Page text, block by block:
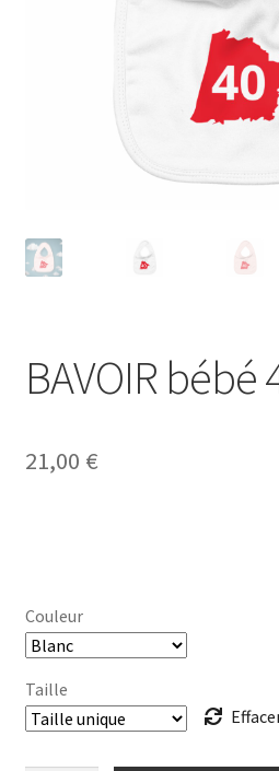
BAVOIR bébé
21,00 €
Couleur
Taille